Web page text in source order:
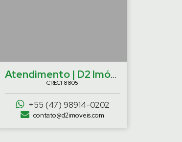
Atendimento | D2 Imóveis
CRECI 8805
+55 (47) 98914-0202
contato@d2imoveis.com